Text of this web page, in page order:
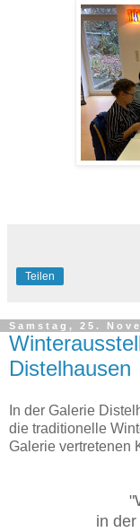
Teilen
Samstag, 25.
Distelhausen
In der Galerie
die traditionelle
Galerie vertretenen
in